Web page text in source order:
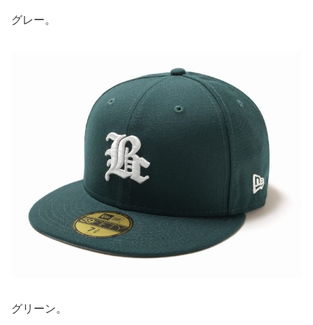
グレー。
グリーン。